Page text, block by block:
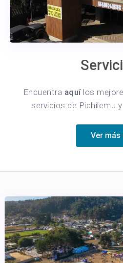
Encuentra aquílos
servicios de Pichilemu
Ver más